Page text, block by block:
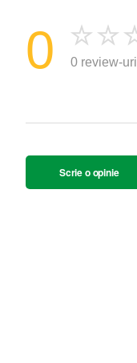
0 0 review-uri
Scrie o opinie